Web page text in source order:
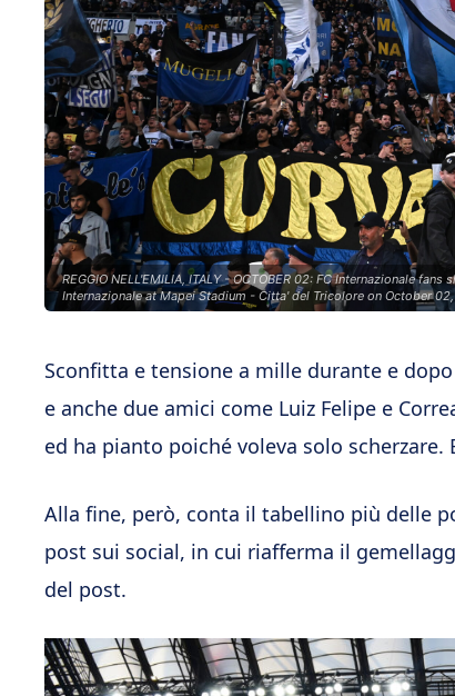
REGGIO NELL'EMILIA, ITALY - OCTOBER 02: FC Internazionale
Internazionale at Mapei Stadium - Citta' del Tricolore on October
Sconfitta e tensione a mille durante e dopo
e anche due amici come Luiz Felipe e
ed ha pianto poiché voleva solo
Alla fine, però, conta il tabellino più delle
post sui social, in cui riafferma il
del post.